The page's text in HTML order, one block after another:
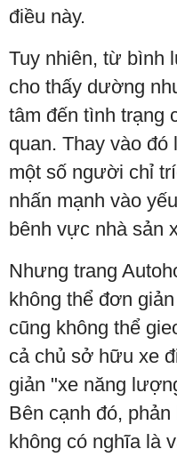
điều này.
Tuy nhiên, từ bình
cho thấy dường
tâm đến tình trạng
quan. Thay vào đó
một số người chỉ
nhấn mạnh vào
bênh vực nhà sản
Nhưng trang
không thể đơn
cũng không thể
cả chủ sở hữu xe
giản "xe năng
Bên cạnh đó,
không có nghĩa là